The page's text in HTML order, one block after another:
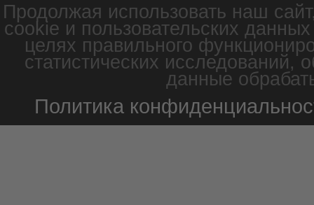
Продолжая использовать наш
cookie и пользовательских
целях правильного
статистических
данные
Политика